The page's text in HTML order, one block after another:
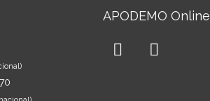
APODEMO Online